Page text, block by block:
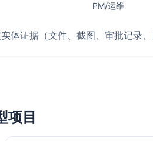
PM/运维
体证据（文件、截图、审批记录、
项目